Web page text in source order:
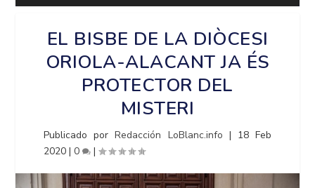
EL BISBE DE LA DIÒCESI
ORIOLA-ALACANT JA ÉS
PROTECTOR DEL
MISTERI
Publicado porRedacción LoBlanc.info | 18 Feb
2020 |0 |